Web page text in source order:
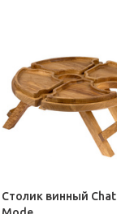
Столик винный Chat